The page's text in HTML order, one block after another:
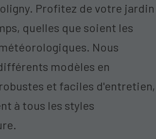
Profitez de votre jardin
quelles que soient les
Nous
modèles en
et faciles d'entretien,
à tous les styles